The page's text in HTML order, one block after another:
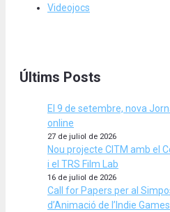
Videojocs
Últims Posts
El 9 de setembre, nova
online
27 de juliol de 2026
Nou projecte CITM amb el
i el TRS Film Lab
16 de juliol de 2026
Call for Papers per al
d’Animació de l’Indie